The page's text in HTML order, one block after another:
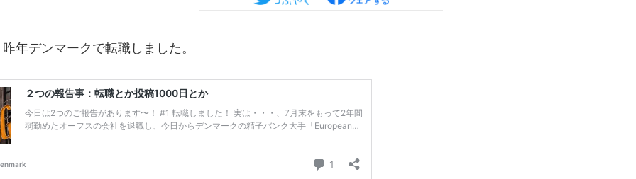
年デンマークで転職しました。